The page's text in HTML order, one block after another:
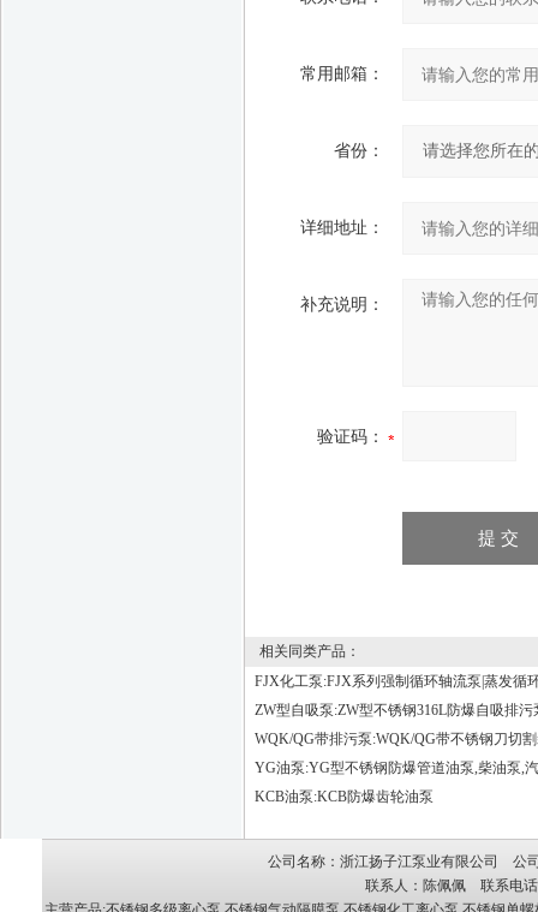
常用邮箱：
省份：
详细地址：
补充说明：
验证码：
相关同类产品：
FJX化工泵:FJX系列强制循环轴流泵|蒸发循
ZW型自吸泵:ZW型不锈钢316L防爆自吸排污
WQK/QG带排污泵:WQK/QG带不锈钢刀切
YG油泵:YG型不锈钢防爆管道油泵,柴油泵,
KCB油泵:KCB防爆齿轮油泵
公司名称：浙江扬子江泵业有限公司 公
联系人：陈佩佩 联系电